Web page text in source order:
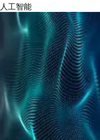
人工智能